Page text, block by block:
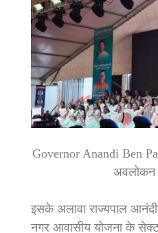
Governor Anandi Ben
अवलोकन
इसके अलावा राज्यपाल
नगर आवासीय योजना के